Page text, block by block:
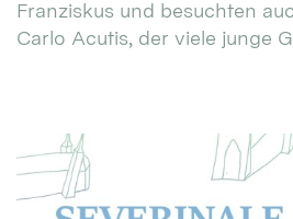
Franziskus und besuchten
Carlo Acutis, der viele junge